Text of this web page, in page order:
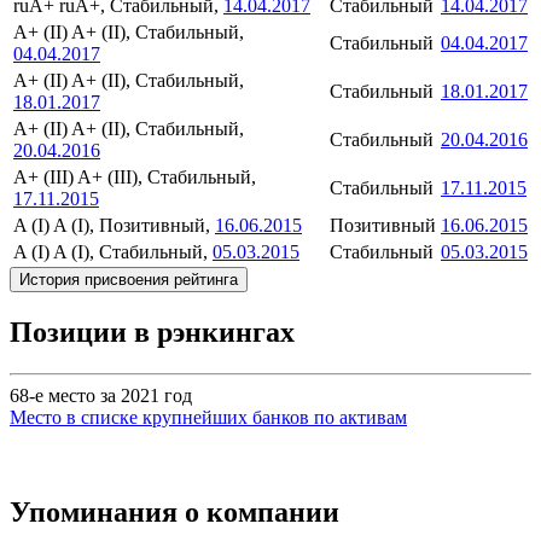
ruA+ ruA+, Стабильный, 14.04.2017 Стабильный 14.04.2017
A+ (II) A+ (II), Стабильный,
04.04.2017
Стабильный 04.04.2017
A+ (II) A+ (II), Стабильный,
18.01.2017
Стабильный 18.01.2017
A+ (II) A+ (II), Стабильный,
20.04.2016
Стабильный 20.04.2016
A+ (III) A+ (III), Стабильный,
17.11.2015
Стабильный 17.11.2015
A (I) A (I), Позитивный, 16.06.2015 Позитивный 16.06.2015
A (I) A (I), Стабильный, 05.03.2015 Стабильный 05.03.2015
История присвоения рейтинга
Позиции в рэнкингах
68-е место за 2021 год
Место в списке крупнейших банков по активам
Упоминания о компании